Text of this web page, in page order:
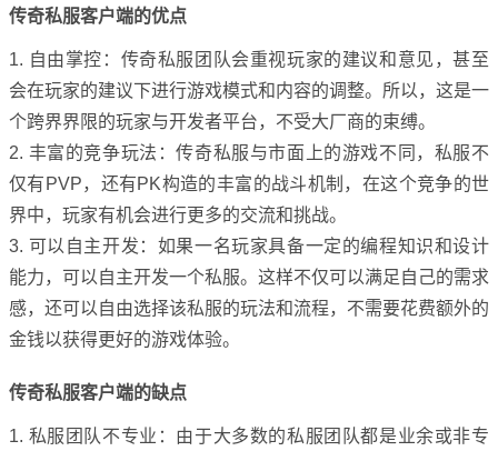
传奇私服客户端的优点
1. 自由掌控：传奇私服团队会重视玩家的建议和意见，甚至
会在玩家的建议下进行游戏模式和内容的调整。所以，这是一
个跨界界限的玩家与开发者平台，不受大厂商的束缚。
2. 丰富的竞争玩法：传奇私服与市面上的游戏不同，私服不
仅有PVP，还有PK构造的丰富的战斗机制，在这个竞争的世
界中，玩家有机会进行更多的交流和挑战。
3. 可以自主开发：如果一名玩家具备一定的编程知识和设计
能力，可以自主开发一个私服。这样不仅可以满足自己的需求
感，还可以自由选择该私服的玩法和流程，不需要花费额外的
金钱以获得更好的游戏体验。
传奇私服客户端的缺点
1. 私服团队不专业：由于大多数的私服团队都是业余或非专